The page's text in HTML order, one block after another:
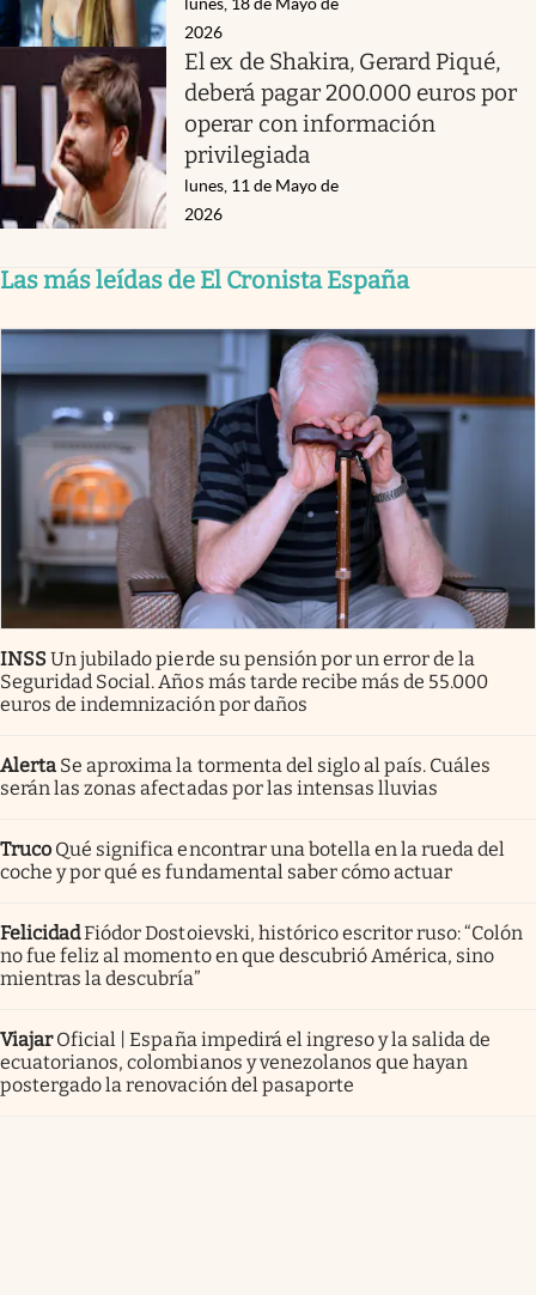
2026
El ex de Shakira, Gerard Piqué,
deberá pagar 200.000 euros por
operar con información
privilegiada
lunes, 11 de Mayo de
2026
Las más leídas de El Cronista España
INSSUn jubilado pierde su pensión por un error de la
Seguridad Social. Años más tarde recibe más de 55.000
euros de indemnización por daños
Alerta Se aproxima la tormenta del siglo al país. Cuáles
serán las zonas afectadas por las intensas lluvias
Truco Qué significa encontrar una botella en la rueda del
coche y por qué es fundamental saber cómo actuar
FelicidadFiódor Dostoievski, histórico escritor ruso: “Colón
no fue feliz al momento en que descubrió América, sino
mientras la descubría”
Viajar Oficial | España impedirá el ingreso y la salida de
ecuatorianos, colombianos y venezolanos que hayan
postergado la renovación del pasaporte